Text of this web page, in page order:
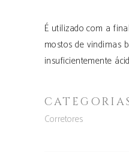
É utilizado com a
mostos de vindimas
insuficientemente
Corretores